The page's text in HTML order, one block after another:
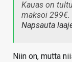
Kauas on
maksoi 299€.
Napsauta
Niin on, mutta